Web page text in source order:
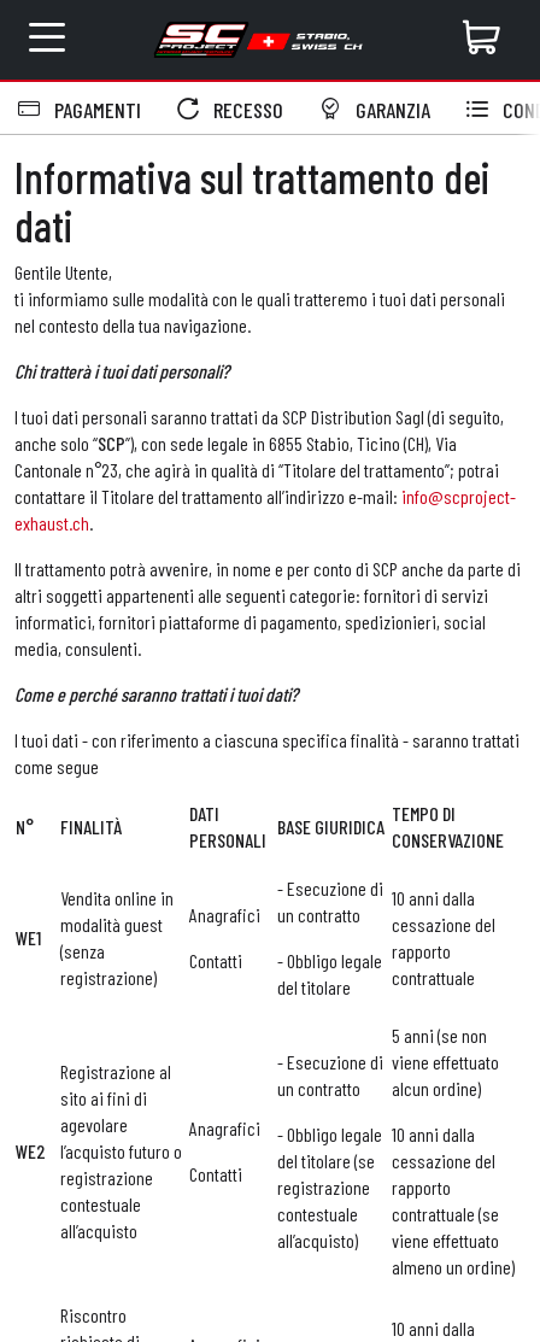
PAGAMENTI RECESSO GARANZIA
Informativa sul trattamento dei
dati
Gentile Utente,
ti informiamo sulle modalità con le quali tratteremo i tuoi dati personali
nel contesto della tua navigazione.
Chi tratterà i tuoi dati personali?
I tuoi dati personali saranno trattati da SCP Distribution Sagl (di seguito,
anche solo “SCP”), con sede legale in 6855 Stabio, Ticino (CH), Via
Cantonale n°23, che agirà in qualità di “Titolare del trattamento”; potrai
contattare il Titolare del trattamento all’indirizzo e-mail: info@scproject-
exhaust.ch.
Il trattamento potrà avvenire, in nome e per conto di SCP anche da parte di
altri soggetti appartenenti alle seguenti categorie: fornitori di servizi
informatici, fornitori piattaforme di pagamento, spedizionieri, social
media, consulenti.
Come e perché saranno trattati i tuoi dati?
I tuoi dati - con riferimento a ciascuna specifica finalità - saranno trattati
come segue
N° FINALITÀ
DATI
PERSONALI
BASE GIURIDICA
TEMPO DI
CONSERVAZIONE
WE1
Vendita online in
modalità guest
(senza
registrazione)
Anagrafici
Contatti
- Esecuzione di
un contratto
- Obbligo legale
del titolare
10 anni dalla
cessazione del
rapporto
contrattuale
WE2
Registrazione al
sito ai fini di
agevolare
l’acquisto futuro o
registrazione
contestuale
all’acquisto
Anagrafici
Contatti
- Esecuzione di
un contratto
- Obbligo legale
del titolare (se
registrazione
contestuale
all’acquisto)
5 anni (se non
viene effettuato
alcun ordine)
10 anni dalla
cessazione del
rapporto
contrattuale (se
viene effettuato
almeno un ordine)
Riscontro
10 anni dalla